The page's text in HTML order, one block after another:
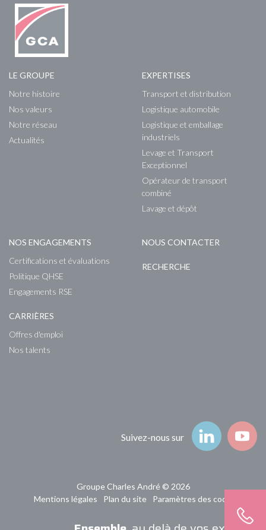
LE GROUPE
Notre histoire
Nos valeurs
Notre réseau
Actualités
EXPERTISES
Transport et distribution
Logistique automobile
Logistique et emballage
industriels
Levage et Transport
Exceptionnel
Opérateur de transport
combiné
Lavage et dépôt
NOS ENGAGEMENTS
Certifications et évaluations
Politique QHSE
Engagements RSE
CARRIÈRES
Offres d'emploi
Nos talents
NOUS CONTACTER
RECHERCHE
Suivez-nous sur
Groupe Charles André © 2026
Mentions légales
Plan du site Paramètres des cookies